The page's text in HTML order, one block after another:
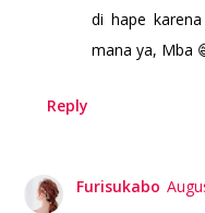
di hape
mana ya, Mba
Reply
Furisukabo